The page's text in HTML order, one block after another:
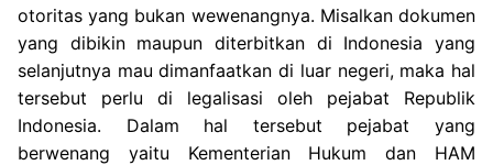
otoritas yang bukan wewenangnya. Misalkan dokumen
yang dibikin maupun diterbitkan di Indonesia yang
selanjutnya mau dimanfaatkan di luar negeri, maka hal
tersebut perlu di legalisasi oleh pejabat Republik
Indonesia. Dalam hal tersebut pejabat yang
berwenang yaitu Kementerian Hukum dan HAM